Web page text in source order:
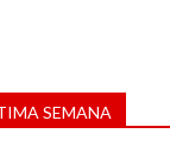
SEMANA